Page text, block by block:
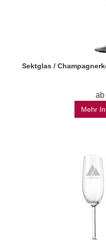
Sektglas /
ab
Mehr